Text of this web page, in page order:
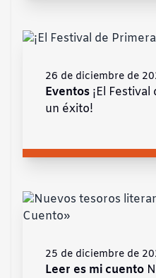
26 de diciembre de
Eventos ¡El
un éxito!
25 de diciembre de
Leer es mi cuento